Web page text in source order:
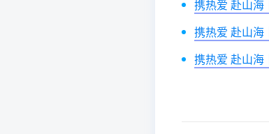
携热爱 赴山海
携热爱 赴山海
携热爱 赴山海